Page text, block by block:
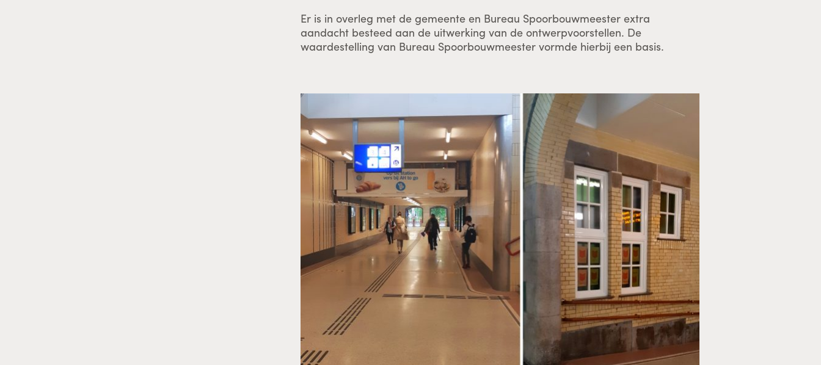
Er is in overleg met de gemeente en Bureau Spoorbouwmeester extra
aandacht besteed aan de uitwerking van de ontwerpvoorstellen. De
waardestelling van Bureau Spoorbouwmeester vormde hierbij een basis.